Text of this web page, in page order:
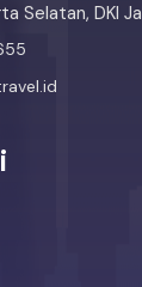
Selatan, DKI